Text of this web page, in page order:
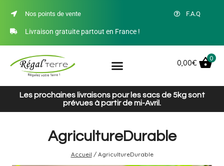
Nos points de vente F.A.Q
Livraison gratuite partout en France !
0,00€
0
Les prochaines livraisons pour les sacs de 5kg sont
prévues à partir de mi-Avril.
AgricultureDurable
Accueil / AgricultureDurable